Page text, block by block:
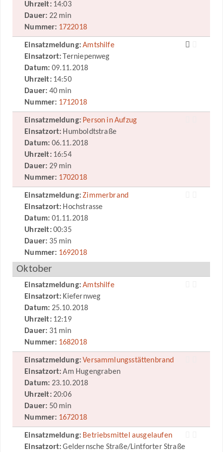
Uhrzeit:14:03
Dauer: 22 min
Nummer: 1722018
Einsatzmeldung:Amtshilfe
Einsatzort: Terniepenweg
Datum: 09.11.2018
Uhrzeit:14:50
Dauer: 40 min
Nummer: 1712018
Einsatzmeldung: Person in Aufzug
Einsatzort: Humboldtstraße
Datum: 06.11.2018
Uhrzeit:16:54
Dauer: 29 min
Nummer: 1702018
Einsatzmeldung:Zimmerbrand
Einsatzort: Hochstrasse
Datum: 01.11.2018
Uhrzeit:00:35
Dauer: 35 min
Nummer: 1692018
Oktober
Einsatzmeldung:Amtshilfe
Einsatzort: Kiefernweg
Datum: 25.10.2018
Uhrzeit:12:19
Dauer: 31 min
Nummer: 1682018
Einsatzmeldung:Versammlungsstättenbrand
Einsatzort:Am Hugengraben
Datum: 23.10.2018
Uhrzeit:20:06
Dauer: 50 min
Nummer: 1672018
Einsatzmeldung: Betriebsmittel ausgelaufen
Einsatzort:Geldernsche Straße/Lintforter Straße